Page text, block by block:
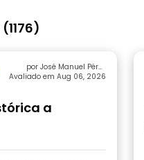
por José Manuel Pérez
Lopez
Avaliado em Aug 06, 2026
a